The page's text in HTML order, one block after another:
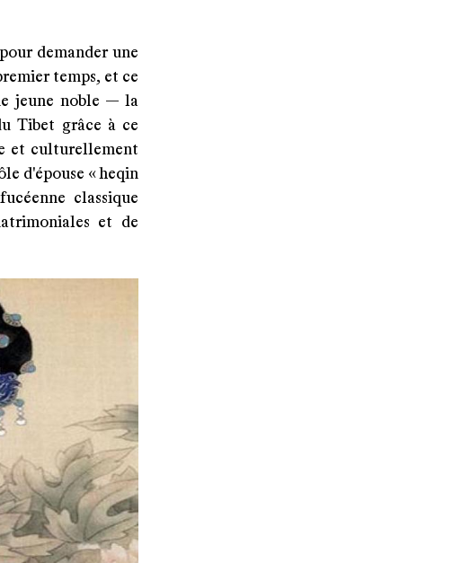
demander une
temps, et ce
jeune noble — la
Tibet grâce à ce
et culturellement
d'épouse « heqin
classique
et de